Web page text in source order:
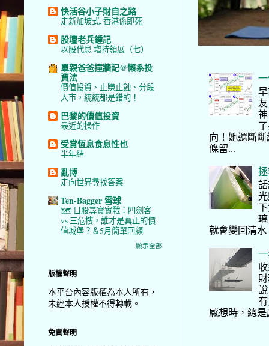
向！她還斷
條留...
就會變回清
感想時，總
快活谷小子財自之路
走新加坡式, 香港係即死
股壇老兵鍾記
以股代息 增持領展（七）
單親爸爸撞牆記@懶系投
資法
價值投資、止賺止蝕、分段
入市，統統都是錯的！
巴黎的價值投資
最近的操作
受賞恆息食息性也
半年結
亂博
走向世界尋找答案
Ten-Bagger 雪球
🗺️ 日股尋寶實戰：四劍客
vs 三危樓，誰才是真正的價
值城堡？＆5月簡單回顧
顯示全部
版權聲明
本平台內容版權為本人所有，
未經本人授權不得轉載。
免責聲明